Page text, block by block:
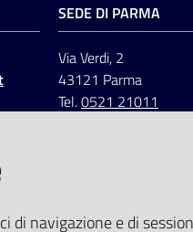
SEDE DI PARMA
Via Verdi, 2
43121 Parma
Tel.0521 21011
di navigazione e di